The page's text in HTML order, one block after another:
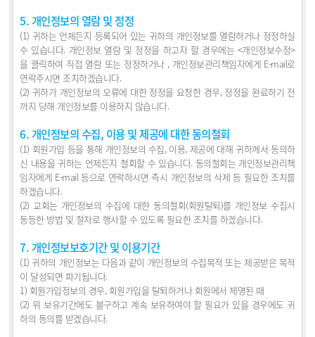
5. 개인정보의 열람 및 정정
(1) 귀하는 언제든지 등록되어 있는 귀하의 개인정보를 열람하거나 정정하실
수 있습니다. 개인정보 열람 및 정정을 하고자 할 경우에는 <개인정보수정>
을 클릭하여 직접 열람 또는 정정하거나 , 개인정보관리책임자에게 E-mail로
연락주시면 조치하겠습니다.
(2) 귀하가 개인정보의 오류에 대한 정정을 요청한 경우, 정정을 완료하기 전
까지 당해 개인정보를 이용하지 않습니다.
6. 개인정보의 수집, 이용 및 제공에 대한 동의철회
(1) 회원가입 등을 통해 개인정보의 수집, 이용, 제공에 대해 귀하께서 동의하
신 내용을 귀하는 언제든지 철회할 수 있습니다. 동의철회는 개인정보관리책
임자에게 E-mail 등으로 연락하시면 즉시 개인정보의 삭제 등 필요한 조치를
하겠습니다.
(2) 교회는 개인정보의 수집에 대한 동의철회(회원탈퇴)를 개인정보 수집시
동등한 방법 및 절차로 행사할 수 있도록 필요한 조치를 하겠습니다.
7. 개인정보보호기간 및 이용기간
(1) 귀하의 개인정보는 다음과 같이 개인정보의 수집목적 또는 제공받은 목적
이 달성되면 파기됩니다.
1) 회원가입정보의 경우, 회원가입을 탈퇴하거나 회원에서 제명된 때
(2) 위 보유기간에도 불구하고 계속 보유하여야 할 필요가 있을 경우에도 귀
하의 동의를 받겠습니다.